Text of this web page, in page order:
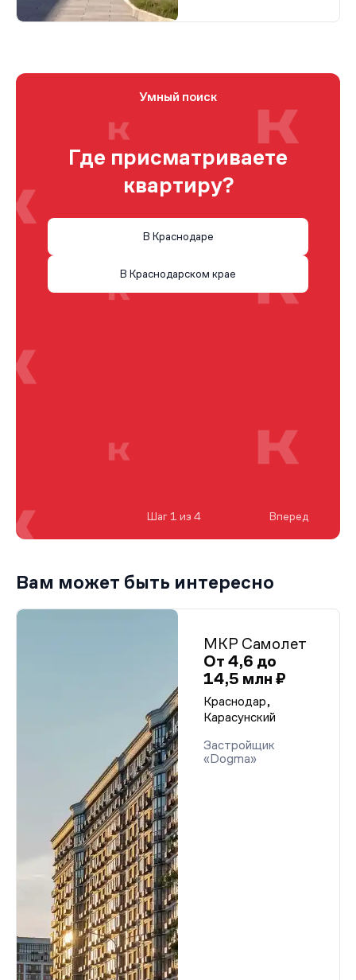
Умный поиск
Где присматриваете
квартиру?
В Краснодаре
В Краснодарском крае
Шаг 1 из 4 Вперед
Вам может быть интересно
МКР Самолет
От 4,6 до
14,5 млн ₽
Краснодар,
Карасунский
Застройщик
«Dogma»